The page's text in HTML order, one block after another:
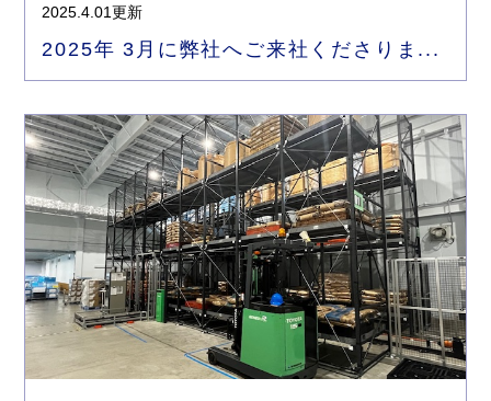
2025.4.01更新
2025年 3月に弊社へご来社くださりま...